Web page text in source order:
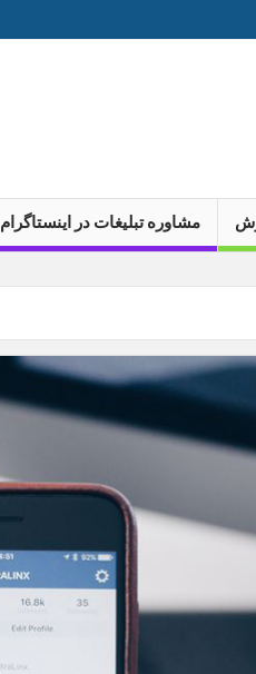
مشاوره تبلیغات در اینستاگرام